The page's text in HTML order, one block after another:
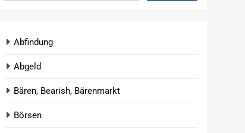
Abfindung
Abgeld
Bären, Bearish, Bärenmarkt
Börsen